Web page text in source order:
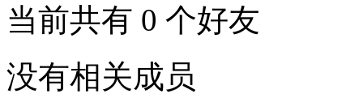
当前共有 0 个好友
没有相关成员